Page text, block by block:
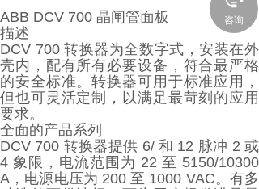
ABB DCV 700 晶闸管面板
描述
DCV 700 转换器为全数字式，安装在外
壳内，配有所有必要设备，符合最严格
的安全标准。转换器可用于标准应用，
但也可灵活定制，以满足最苛刻的应用
要求。
全面的产品系列
DCV 700 转换器提供 6/ 和 12 脉冲 2 或
4 象限，电流范围为 22 至 5150/10300
A，电源电压为 200 至 1000 VAC。有多
咨询